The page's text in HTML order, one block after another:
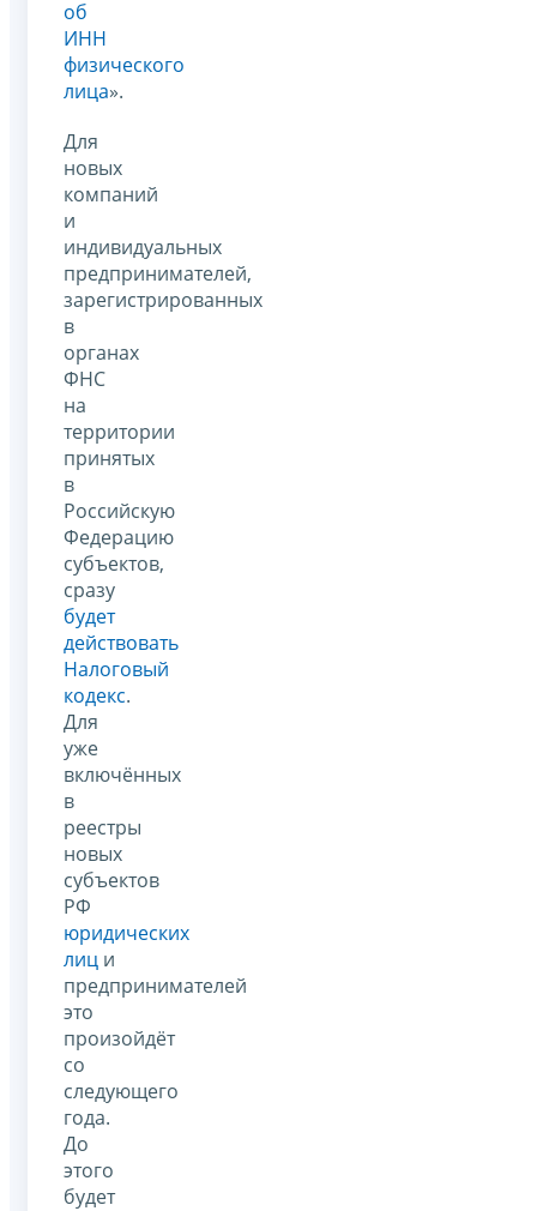
об
ИНН
физического
лица».
Для
новых
компаний
и
индивидуальных
предпринимателей,
зарегистрированных
в
органах
ФНС
на
территории
принятых
в
Российскую
Федерацию
субъектов,
сразу
будет
действовать
Налоговый
кодекс.
Для
уже
включённых
в
реестры
новых
субъектов
РФ
юридических
лиц и
предпринимателей
это
произойдёт
со
следующего
года.
До
этого
будет